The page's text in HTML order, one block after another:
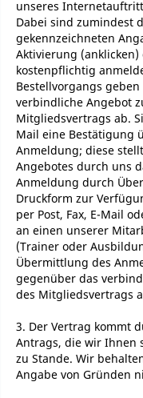
unseres
Dabei sind zumindest
gekennzeichneten
Aktivierung
kostenpflichtig
Bestellvorgangs
verbindliche Angebot
Mitgliedsvertrags ab.
Mail eine Bestätigung
Anmeldung; diese
Angebotes durch uns
Anmeldung durch
Druckform zur
per Post, Fax, E-Mail
an einen unserer
(Trainer oder
Übermittlung des
gegenüber das
des Mitgliedsvertrags
3. Der Vertrag kommt
Antrags, die wir Ihnen
zu Stande. Wir
Angabe von Gründen